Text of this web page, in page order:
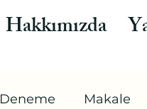
Hakkımızda
Deneme Makale